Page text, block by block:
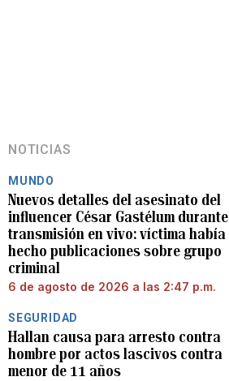
NOTICIAS
MUNDO
Nuevos detalles del asesinato del
influencer César Gastélum durante
transmisión en vivo: víctima había
hecho publicaciones sobre grupo
criminal
6 de agosto de 2026 a las 2:47 p.m.
SEGURIDAD
Hallan causa para arresto contra
hombre por actos lascivos contra
menor de 11 años